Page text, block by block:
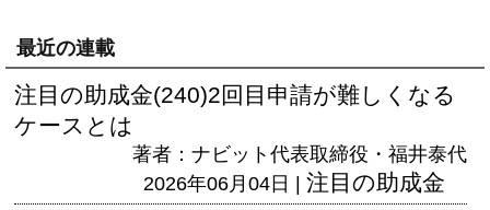
最近の連載
注目の助成金(240)2回目申請が難しくなる
ケースとは
著者：ナビット代表取締役・福井泰代
2026年06月04日 | 注目の助成金